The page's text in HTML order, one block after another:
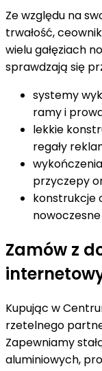
Ze względu na
trwałość,
wielu gałęziach
sprawdzają się
systemy
ramy i
lekkie
regały
przyczepy
konstrukcje
Zamów z
Kupując w
rzetelnego
Zapewniamy
aluminiowych,